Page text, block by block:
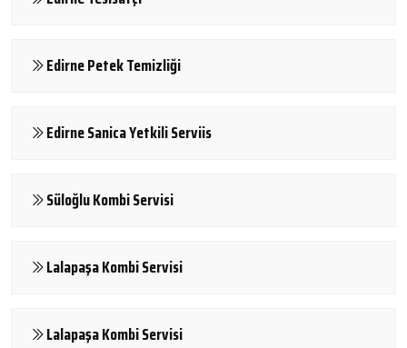
Edirne Petek Temizliği
Edirne Sanica Yetkili Serviis
Süloğlu Kombi Servisi
Lalapaşa Kombi Servisi
Lalapaşa Kombi Servisi